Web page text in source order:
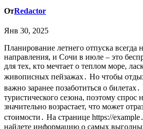
ОтRedactor
Янв 30, 2025
Планирование летнего отпуска всегда начинается с выбора
направления, и Сочи в июле – это
для тех, кто мечтает о теплом море,
живописных пейзажах․ Но чтобы
важно заранее позаботиться о
туристического сезона, поэтому спрос
значительно возрастает, что может
стоимости․ На странице https://
найдете информацию о самых